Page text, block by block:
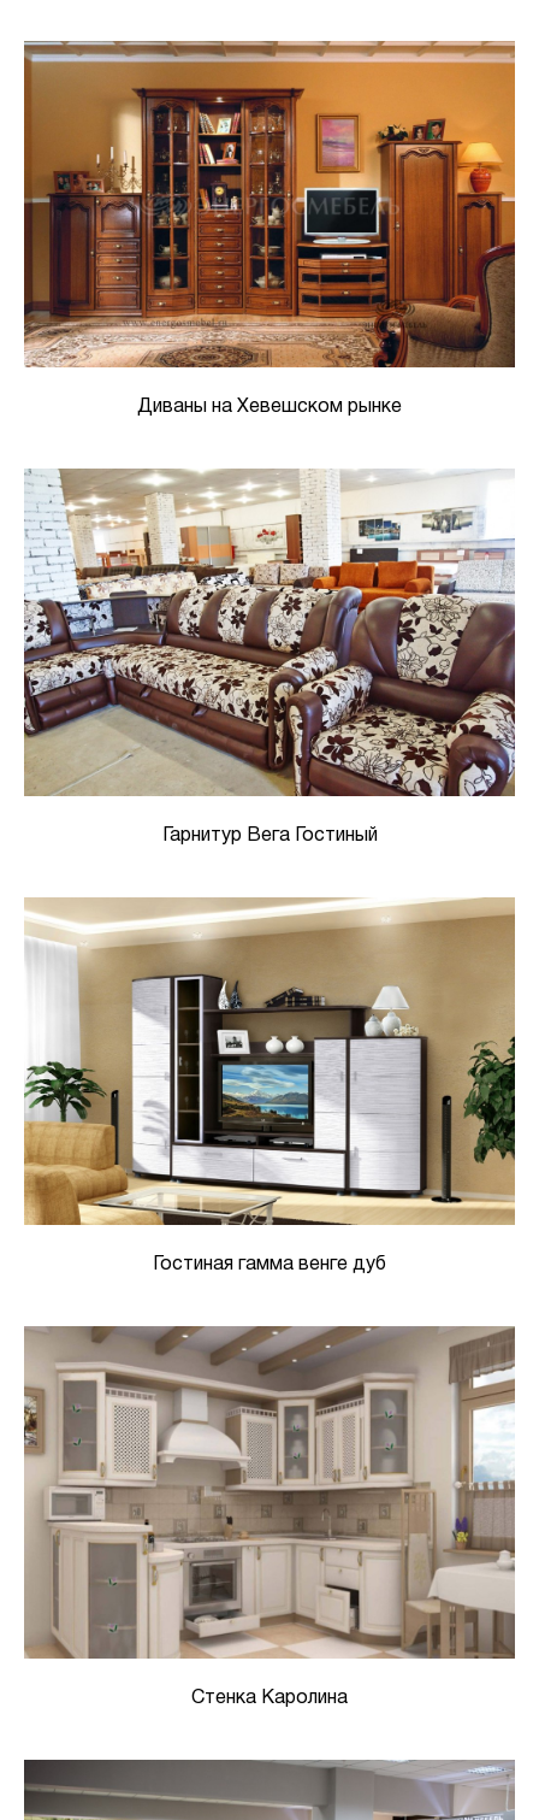
Диваны на Хевешском рынке
Гарнитур Вега Гостиный
Гостиная гамма венге дуб
Стенка Каролина